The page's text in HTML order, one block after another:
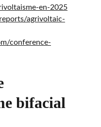
bifacial
en-2025
agrivoltaic-
conference-